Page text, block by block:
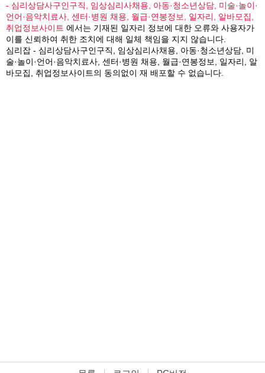
- 심리상담사구인구직, 임상심리사채용, 아동·청소년상담, 미술·놀이·
언어·음악치료사, 센터·병원 채용, 월급·연봉정보, 일자리, 알바모집,
취업정보사이트 에서는 기재된 일자리 정보에 대한 오류와 사용자가
이를 신뢰하여 취한 조치에 대해 일체 책임을 지지 않습니다.
심리잡 - 심리상담사구인구직, 임상심리사채용, 아동·청소년상담, 미
술·놀이·언어·음악치료사, 센터·병원 채용, 월급·연봉정보, 일자리, 알
바모집, 취업정보사이트의 동의없이 재 배포할 수 없습니다.